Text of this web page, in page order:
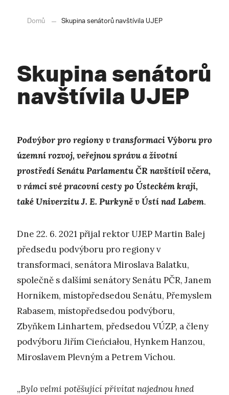
Domů Skupina senátorů navštívila UJEP
Skupina senátorů
navštívila UJEP
Podvýbor pro regiony v transformaci Výboru pro
územní rozvoj, veřejnou správu a životní
prostředí Senátu Parlamentu ČR navštívil včera,
v rámci své pracovní cesty po Ústeckém kraji,
také Univerzitu J. E. Purkyně v Ústí nad Labem.
Dne 22. 6. 2021 přijal rektor UJEP Martin Balej
předsedu podvýboru pro regiony v
transformaci, senátora Miroslava Balatku,
společně s dalšími senátory Senátu PČR, Janem
Horníkem, místopředsedou Senátu, Přemyslem
Rabasem, místopředsedou podvýboru,
Zbyňkem Linhartem, předsedou VÚZP, a členy
podvýboru Jiřím Cieńciałou, Hynkem Hanzou,
Miroslavem Plevným a Petrem Víchou.
„Bylo velmi potěšující přivítat najednou hned